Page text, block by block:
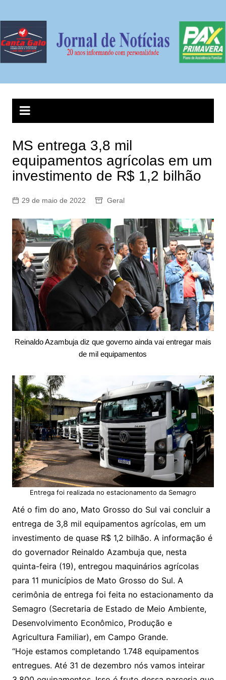
conteúdo
MS entrega 3,8 mil
equipamentos agrícolas em um
investimento de R$ 1,2 bilhão
29 de maio de 2022 Geral
Reinaldo Azambuja diz que governo ainda vai entregar mais
de mil equipamentos
Entrega foi realizada no estacionamento da Semagro
Até o fim do ano, Mato Grosso do Sul vai concluir a
entrega de 3,8 mil equipamentos agrícolas, em um
investimento de quase R$ 1,2 bilhão. A informação é
do governador Reinaldo Azambuja que, nesta
quinta-feira (19), entregou maquinários agrícolas
para 11 municípios de Mato Grosso do Sul. A
cerimônia de entrega foi feita no estacionamento da
Semagro (Secretaria de Estado de Meio Ambiente,
Desenvolvimento Econômico, Produção e
Agricultura Familiar), em Campo Grande.
“Hoje estamos completando 1.748 equipamentos
entregues. Até 31 de dezembro nós vamos inteirar